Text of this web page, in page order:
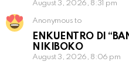
August 3, 2026, 8:31 pm
Anonymous to
ENKUENTRO DI
NIKIBOKO
August 3, 2026, 8:06 pm